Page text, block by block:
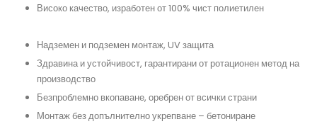
Високо качество, изработен от 100% чист полиетилен
Надземен и подземен монтаж, UV защита
Здравина и устойчивост, гарантирани от ротационен метод на
производство
Безпроблемно вкопаване, оребрен от всички страни
Монтаж без допълнително укрепване – бетониране